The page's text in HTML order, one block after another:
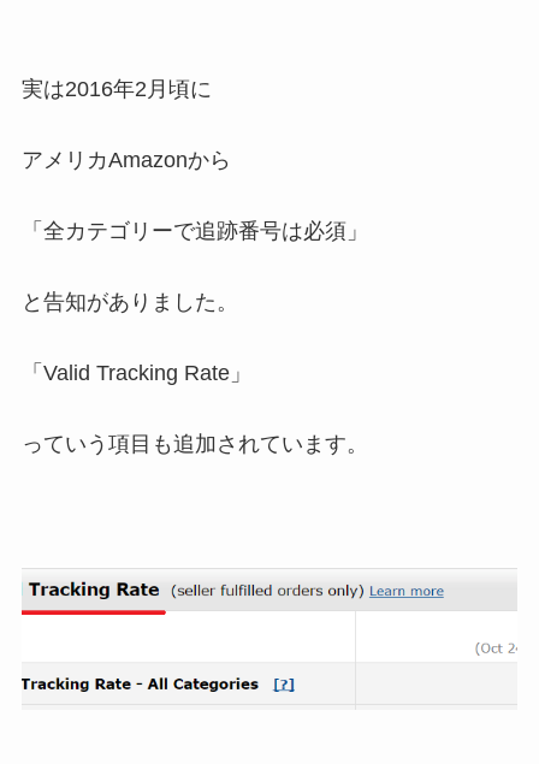
実は2016年2月頃に
アメリカAmazonから
「全カテゴリーで追跡番号は必須」
と告知がありました。
「Valid Tracking Rate」
っていう項目も追加されています。